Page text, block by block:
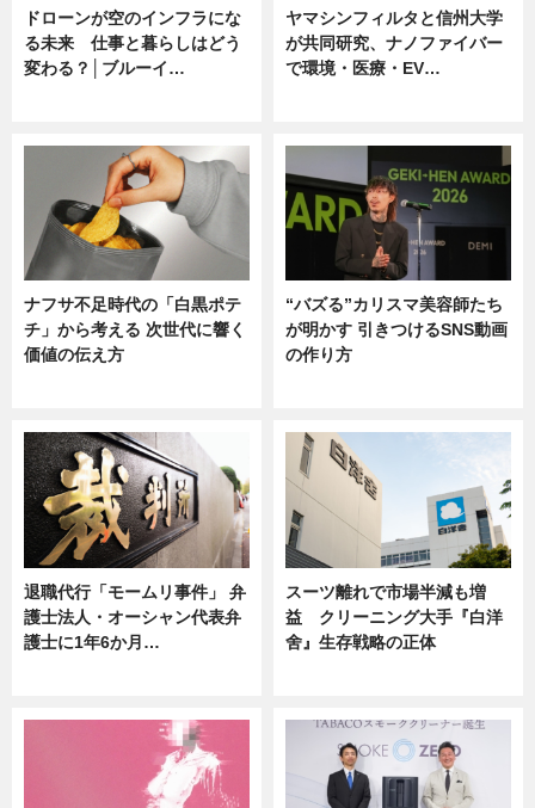
ドローンが空のインフラにな
る未来 仕事と暮らしはどう
変わる？│ブルーイ…
ヤマシンフィルタと信州大学
が共同研究、ナノファイバー
で環境・医療・EV…
ナフサ不足時代の「白黒ポテ
チ」から考える 次世代に響く
価値の伝え方
“バズる”カリスマ美容師たち
が明かす 引きつけるSNS動画
の作り方
退職代行「モームリ事件」 弁
護士法人・オーシャン代表弁
護士に1年6か月…
スーツ離れで市場半減も増
益 クリーニング大手『白洋
舍』生存戦略の正体